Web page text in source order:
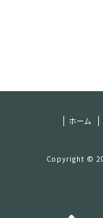
ホーム
Copyright ©